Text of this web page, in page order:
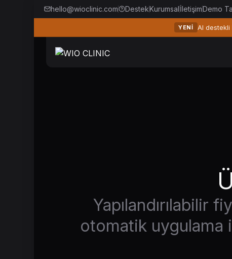
hello@wioclinic.com DestekKurumsalİletişimDemo
YENI AI destekli
Yapılandırılabilir
otomatik uygulama